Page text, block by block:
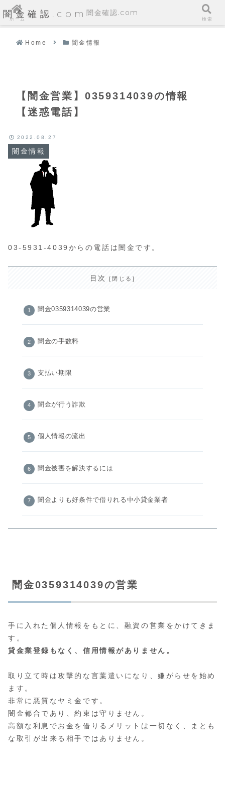
闇金確認.com
Home 闇金情報
【闇金営業】0359314039の情報
【迷惑電話】
闇金情報
2022.08.27
03-5931-4039からの電話は闇金です。
目次
闇金0359314039の営業
闇金の手数料
支払い期限
闇金が行う詐欺
個人情報の流出
闇金被害を解決するには
闇金よりも好条件で借りれる中小貸金業者
闇金0359314039の営業
手に入れた個人情報をもとに、融資の営業をかけてきま
す。
貸金業登録もなく、信用情報がありません。
取り立て時は攻撃的な言葉遣いになり、嫌がらせを始め
ます。
非常に悪質なヤミ金です。
闇金都合であり、約束は守りません。
高額な利息でお金を借りるメリットは一切なく、まとも
な取引が出来る相手ではありません。
ホーム
闇金確認.com
検索